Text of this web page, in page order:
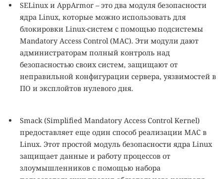
SELinux и AppArmor –это два модуля безопасности
ядра Linux, которые можно использовать для
блокировки Linux-систем с помощью подсистемы
Mandatory Access Control (MAC). Эти модули дают
администраторам полный контроль над
безопасностью своих систем, защищают от
неправильной конфигурации сервера, уязвимостей в
ПО и эксплойтов нулевого дня.
Smack (Simplified Mandatory Access Control Kernel)
предоставляет еще один способ реализации MAC в
Linux. Этот простой модуль безопасности ядра Linux
защищает данные и работу процессов от
злоумышленников с помощью набора